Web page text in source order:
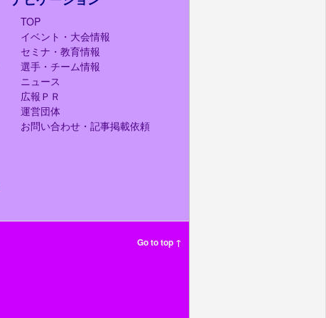
TOP
イベント・大会情報
セミナ・教育情報
選手・チーム情報
ニュース
広報ＰＲ
運営団体
お問い合わせ・記事掲載依頼
Go to top ↑